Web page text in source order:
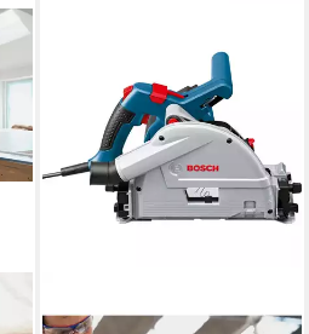
Kappsäge Bosch Professional